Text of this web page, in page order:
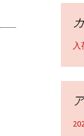
入